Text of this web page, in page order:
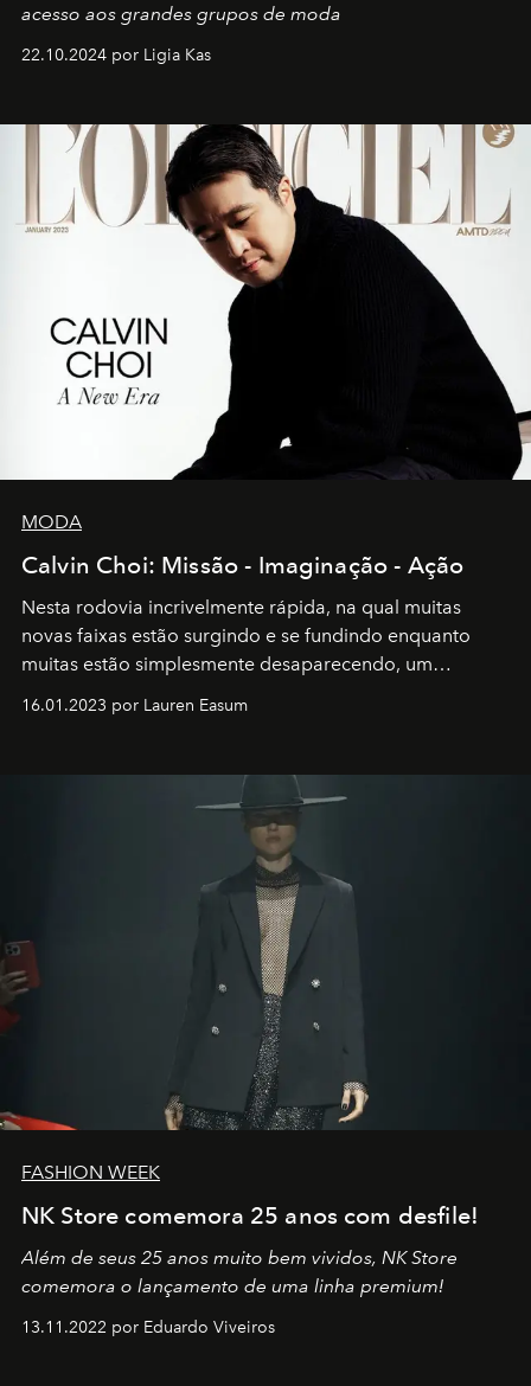
acesso aos grandes grupos de moda
22.10.2024 por Ligia Kas
MODA
Calvin Choi: Missão - Imaginação - Ação
Nesta rodovia incrivelmente rápida, na qual muitas
novas faixas estão surgindo e se fundindo enquanto
muitas estão simplesmente desaparecendo, um
transportador AMTD abrindo caminho para muitos
por propósitos, com um claro senso de missão na vida e
16.01.2023 por Lauren Easum
FASHION WEEK
NK Store comemora 25 anos com desfile!
Além de seus 25 anos muito bem vividos, NK Store
comemora o lançamento de uma linha premium!
13.11.2022 por Eduardo Viveiros